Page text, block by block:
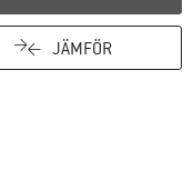
JÄMFÖR